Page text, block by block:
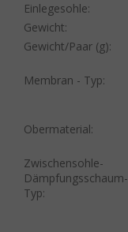
Einlegesohle:
Gewicht:
Gewicht/Paar (g):
Membran - Typ:
Obermaterial:
Zwischensohle-
Dämpfungsschaum-
Typ: